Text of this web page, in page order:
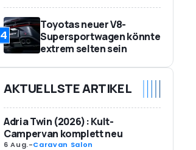
4
Toyotas neuer V8-
Supersportwagen könnte
extrem selten sein
AKTUELLSTE ARTIKEL
Adria Twin (2026): Kult-
Campervan komplett neu
6 Aug.-Caravan Salon